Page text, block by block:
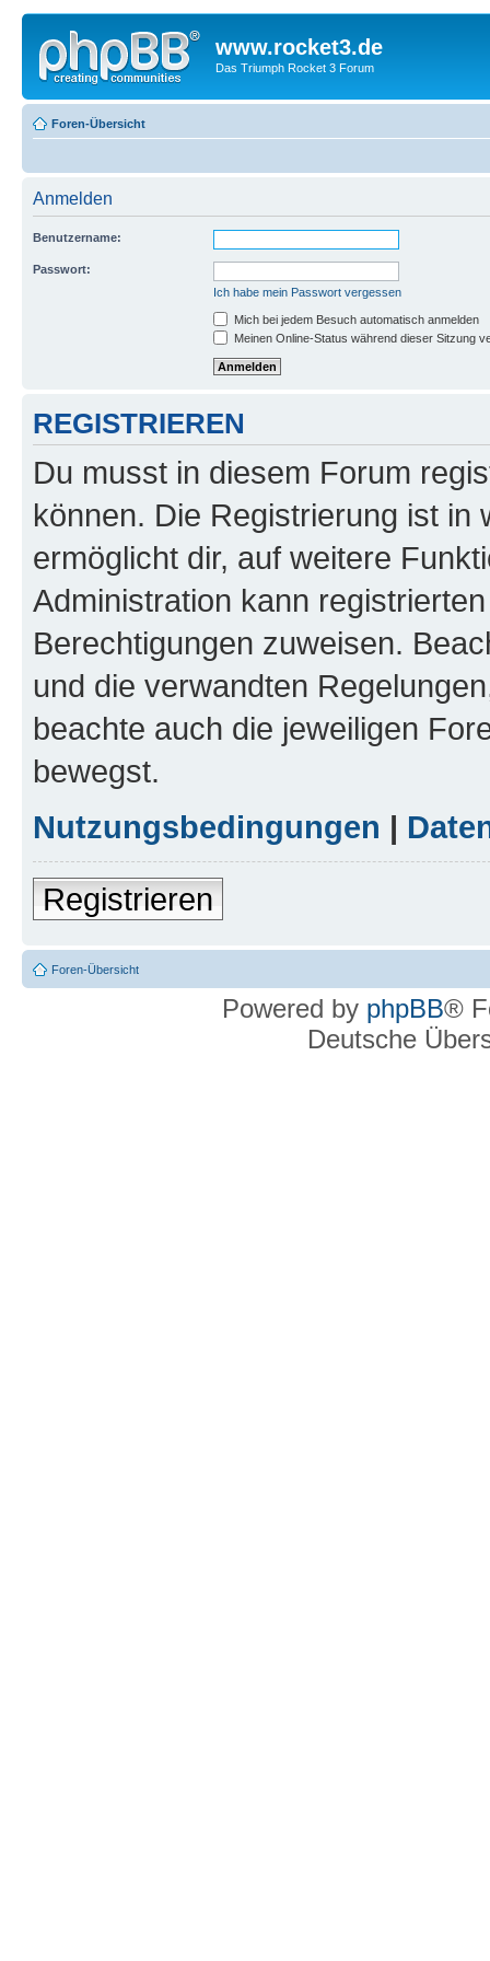
www.rocket3.de
Das Triumph Rocket 3 Forum
Foren-Übersicht
Anmelden
Benutzername:
Passwort:
Ich habe mein Passwort vergessen
Mich bei jedem Besuch automatisch anmelden
Meinen Online-Status während dieser Sitzung
REGISTRIEREN
Du musst in diesem Forum
können. Die Registrierung ist in
ermöglicht dir, auf weitere
Administration kann
Berechtigungen zuweisen.
und die verwandten
beachte auch die jeweiligen
bewegst.
Nutzungsbedingungen |
Registrieren
Foren-Übersicht
Powered by phpBB®
Deutsche